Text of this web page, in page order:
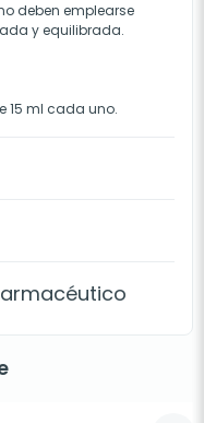
deben emplearse
y equilibrada.
15 ml cada uno.